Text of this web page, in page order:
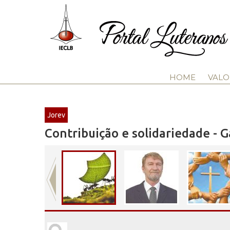
HOME
Jorev
Contribuição e solidariedade -